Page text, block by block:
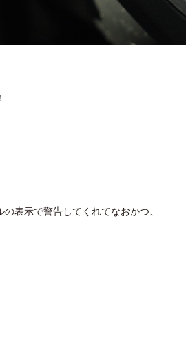
表示で警告してくれてなおかつ、